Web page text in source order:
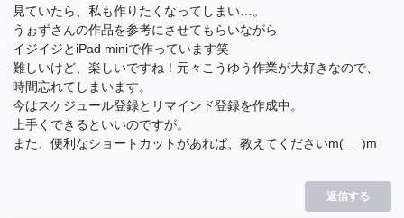
見ていたら、私も作りたくなってしまい…。
うぉずさんの作品を参考にさせてもらいながら
イジイジとiPad miniで作っています笑
難しいけど、楽しいですね！元々こうゆう作業が大好きなので、
時間忘れてしまいます。
今はスケジュール登録とリマインド登録を作成中。
上手くできるといいのですが。
また、便利なショートカットがあれば、教えてくださいm(_ _)m
返信する